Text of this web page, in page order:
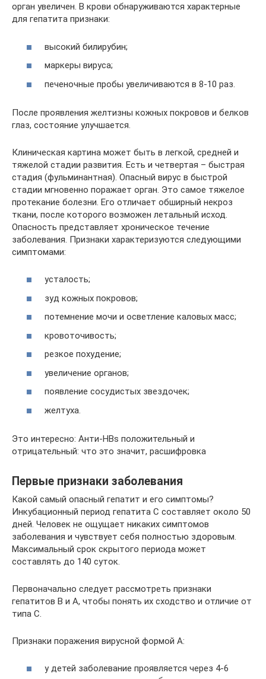
орган увеличен. В крови обнаруживаются характерные
для гепатита признаки:
высокий билирубин;
маркеры вируса;
печеночные пробы увеличиваются в 8-10 раз.
После проявления желтизны кожных покровов и белков
глаз, состояние улучшается.
Клиническая картина может быть в легкой, средней и
тяжелой стадии развития. Есть и четвертая – быстрая
стадия (фульминантная). Опасный вирус в быстрой
стадии мгновенно поражает орган. Это самое тяжелое
протекание болезни. Его отличает обширный некроз
ткани, после которого возможен летальный исход.
Опасность представляет хроническое течение
заболевания. Признаки характеризуются следующими
симптомами:
усталость;
зуд кожных покровов;
потемнение мочи и осветление каловых масс;
кровоточивость;
резкое похудение;
увеличение органов;
появление сосудистых звездочек;
желтуха.
Это интересно: Анти-HBs положительный и
отрицательный: что это значит, расшифровка
Первые признаки заболевания
Какой самый опасный гепатит и его симптомы?
Инкубационный период гепатита С составляет около 50
дней. Человек не ощущает никаких симптомов
заболевания и чувствует себя полностью здоровым.
Максимальный срок скрытого периода может
составлять до 140 суток.
Первоначально следует рассмотреть признаки
гепатитов В и А, чтобы понять их сходство и отличие от
типа С.
Признаки поражения вирусной формой А:
у детей заболевание проявляется через 4-6